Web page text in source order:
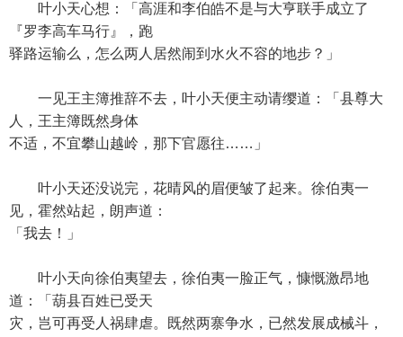
叶小天心想：「高涯和李伯皓不是与大亨联手成立了
『罗李高车马行』，跑
驿路运输么，怎么两人居然闹到水火不容的地步？」
一见王主簿推辞不去，叶小天便主动请缨道：「县尊大
人，王主簿既然身体
不适，不宜攀山越岭，那下官愿往……」
叶小天还没说完，花晴风的眉便皱了起来。徐伯夷一
见，霍然站起，朗声道：
「我去！」
叶小天向徐伯夷望去，徐伯夷一脸正气，慷慨激昂地
道：「葫县百姓已受天
灾，岂可再受人祸肆虐。既然两寨争水，已然发展成械斗，